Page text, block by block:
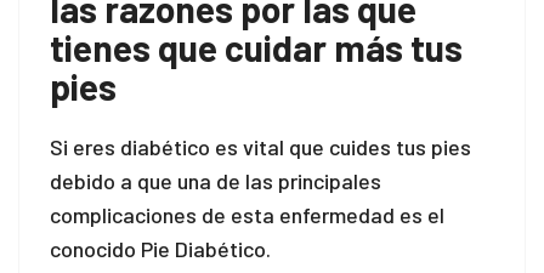
tienes que cuidar más tus
pies
Si eres diabético es vital que cuides tus pies
debido a que una de las principales
complicaciones de esta enfermedad es el
conocido Pie Diabético.